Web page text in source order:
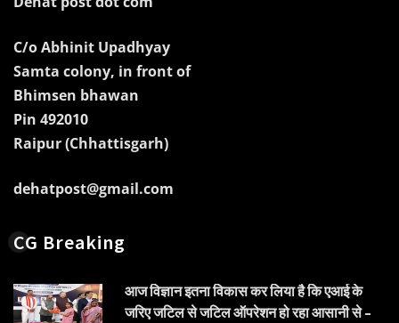
C/o Abhinit Upadhyay
Samta colony, in front of
Bhimsen bhawan
Pin 492010
Raipur (Chhattisgarh)
dehatpost@gmail.com
CG Breaking
आज विज्ञान इतना विकास कर लिया है कि एआई के
जरिए जटिल से जटिल ऑपरेशन हो रहा आसानी से –